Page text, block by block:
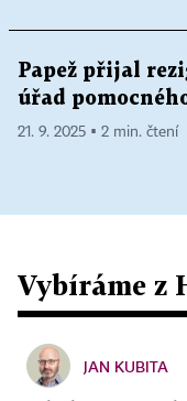
Papež přijal
úřad
21. 9. 2025 ▪ 2 min. čtení
Vybíráme z
JAN KUBITA